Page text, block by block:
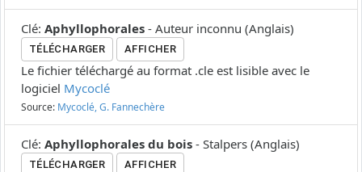
Clé: Aphyllophorales - Auteur inconnu (Anglais)
TÉLÉCHARGER AFFICHER
Le fichier téléchargé au format .cle est lisible avec le
logiciel Mycoclé
Source: Mycoclé, G. Fannechère
Clé: Aphyllophorales du bois - Stalpers (Anglais)
TÉLÉCHARGER AFFICHER